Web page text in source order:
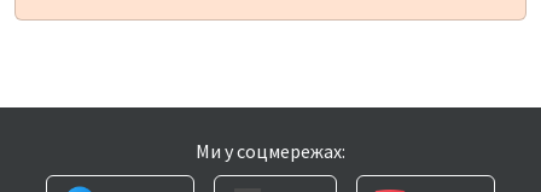
Ми у соцмережах: